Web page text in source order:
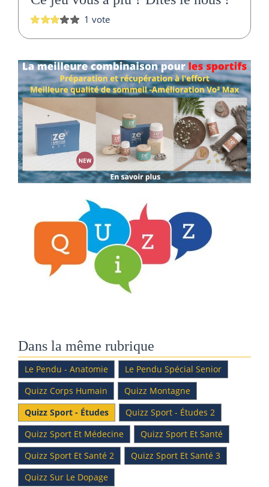
1 vote
Dans la même rubrique
Le Pendu - Anatomie
Le Pendu Spécial Senior
Quizz Corps Humain
Quizz Montagne
Quizz Sport - Études
Quizz Sport - Études 2
Quizz Sport Et Médecine
Quizz Sport Et Santé
Quizz Sport Et Santé 2
Quizz Sport Et Santé 3
Quizz Sur Le Dopage